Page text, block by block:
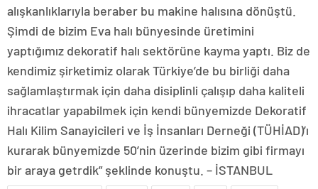
alışkanlıklarıyla beraber bu makine halısına dönüştü.
Şimdi de bizim Eva halı bünyesinde üretimini
yaptığımız dekoratif halı sektörüne kayma yaptı. Biz de
kendimiz şirketimiz olarak Türkiye’de bu birliği daha
sağlamlaştırmak için daha disiplinli çalışıp daha kaliteli
ihracatlar yapabilmek için kendi bünyemizde Dekoratif
Halı Kilim Sanayicileri ve İş İnsanları Derneği (TÜHİAD)’ı
kurarak bünyemizde 50’nin üzerinde bizim gibi firmayı
bir araya getrdik” şeklinde konuştu. – İSTANBUL